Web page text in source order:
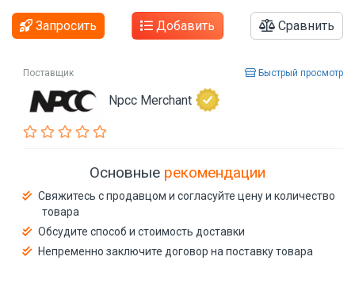
Запросить Добавить Сравнить
Поставщик Быстрый просмотр
Npcc Merchant
Основные рекомендации
Свяжитесь с продавцом и согласуйте цену и количество
товара
Обсудите способ и стоимость доставки
Непременно заключите договор на поставку товара